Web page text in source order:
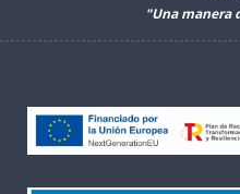
"Una manera